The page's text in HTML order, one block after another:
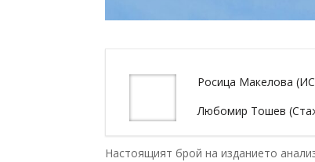
Росица Макелова
Любомир Тошев
Настоящият брой на изданието